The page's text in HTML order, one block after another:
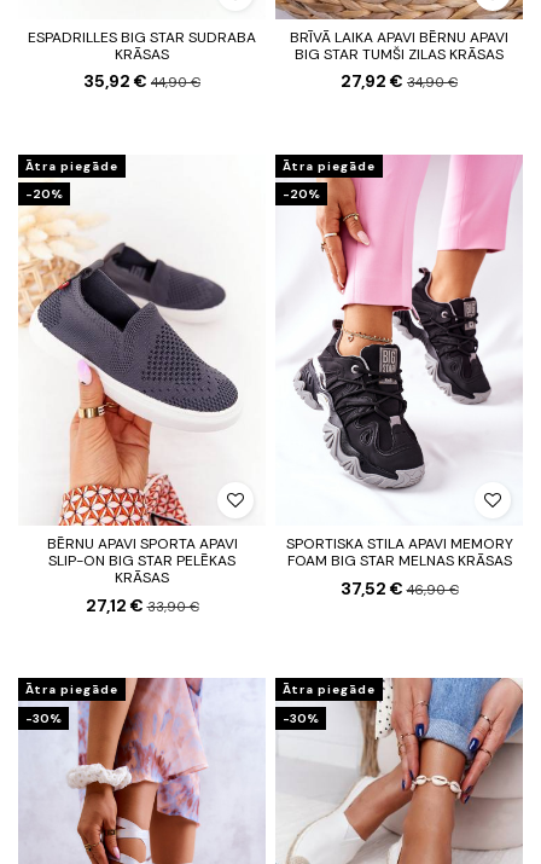
ESPADRILLES BIG STAR SUDRABA
KRĀSAS
35,92 € 44,90 €
BRĪVĀ LAIKA APAVI BĒRNU APAVI
BIG STAR TUMŠI ZILAS KRĀSAS
27,92 € 34,90 €
Ātra piegāde
-20%
BĒRNU APAVI SPORTA APAVI
SLIP-ON BIG STAR PELĒKAS
KRĀSAS
27,12 €33,90 €
Ātra piegāde
-20%
SPORTISKA STILA APAVI MEMORY
FOAM BIG STAR MELNAS KRĀSAS
37,52 €46,90 €
Ātra piegāde
-30%
Ātra piegāde
-30%